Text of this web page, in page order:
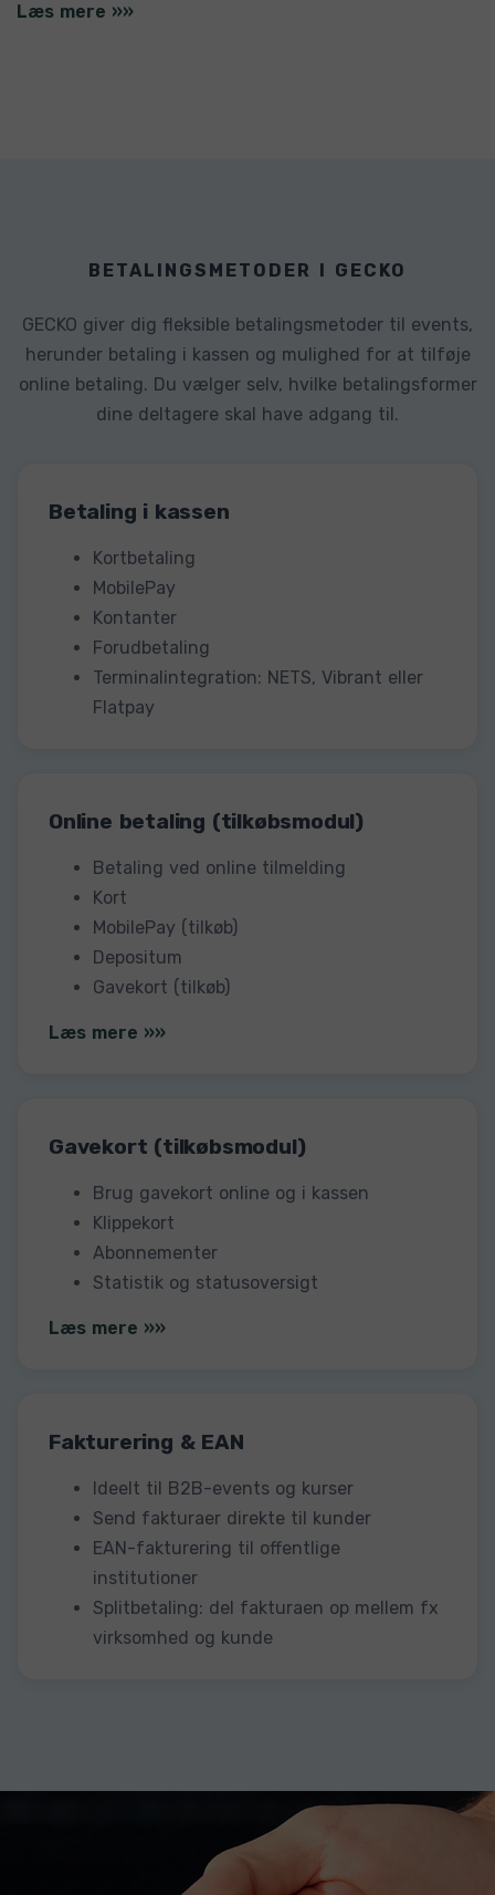
Læs mere »»
BETALINGSMETODER I GECKO
GECKO giver dig fleksible betalingsmetoder til events,
herunder betaling i kassen og mulighed for at tilføje
online betaling. Du vælger selv, hvilke betalingsformer
dine deltagere skal have adgang til.
Betaling i kassen
Kortbetaling
MobilePay
Kontanter
Forudbetaling
Terminalintegration: NETS, Vibrant eller
Flatpay
Online betaling (tilkøbsmodul)
Betaling ved online tilmelding
Kort
MobilePay (tilkøb)
Depositum
Gavekort (tilkøb)
Læs mere »»
Gavekort (tilkøbsmodul)
Brug gavekort online og i kassen
Klippekort
Abonnementer
Statistik og statusoversigt
Læs mere »»
Fakturering & EAN
Ideelt til B2B-events og kurser
Send fakturaer direkte til kunder
EAN-fakturering til offentlige
institutioner
Splitbetaling: del fakturaen op mellem fx
virksomhed og kunde